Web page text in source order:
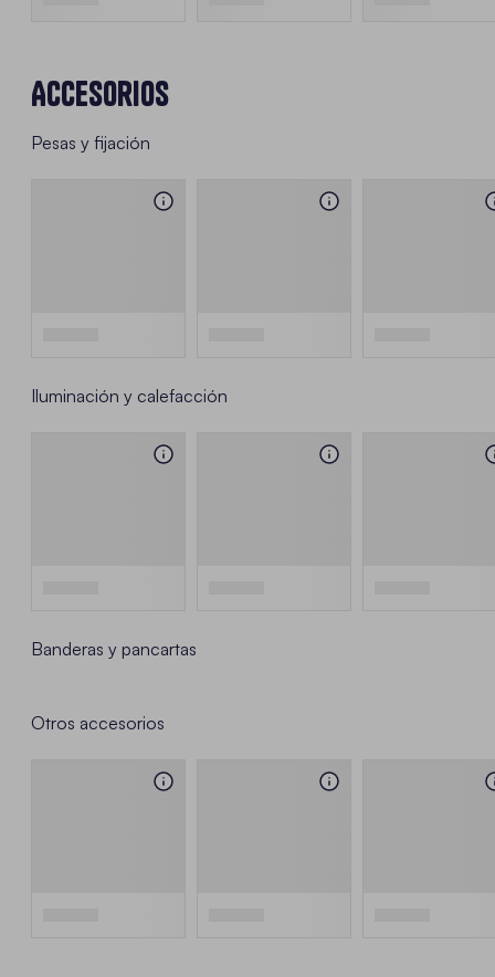
Accesorios
Pesas y fijación
Iluminación y calefacción
Banderas y pancartas
Otros accesorios